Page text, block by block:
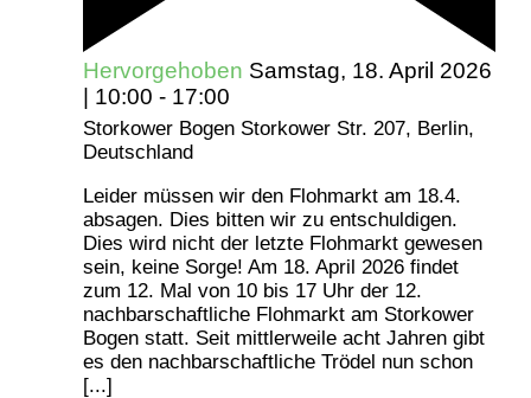
Hervorgehoben Samstag, 18. April 2026
| 10:00 - 17:00
Storkower Bogen Storkower Str. 207, Berlin,
Deutschland
Leider müssen wir den Flohmarkt am 18.4.
absagen. Dies bitten wir zu entschuldigen.
Dies wird nicht der letzte Flohmarkt gewesen
sein, keine Sorge! Am 18. April 2026 findet
zum 12. Mal von 10 bis 17 Uhr der 12.
nachbarschaftliche Flohmarkt am Storkower
Bogen statt. Seit mittlerweile acht Jahren gibt
es den nachbarschaftliche Trödel nun schon
[...]